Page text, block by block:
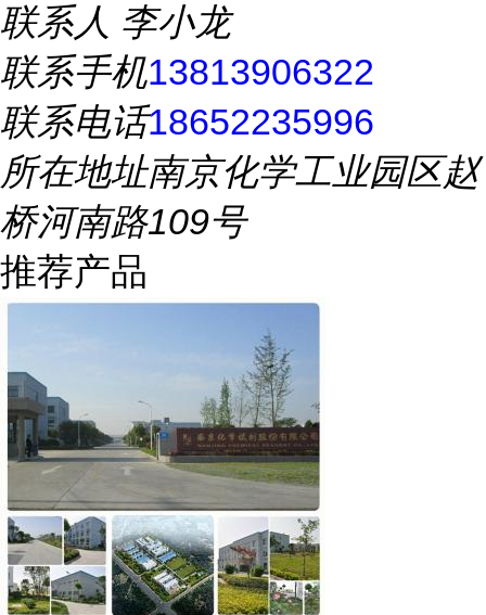
联系人 李小龙
联系手机13813906322
联系电话18652235996
所在地址南京化学工业园区赵
桥河南路109号
推荐产品